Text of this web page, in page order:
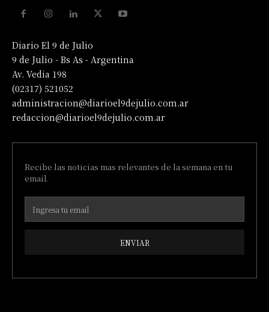
Diario El 9 de Julio
9 de Julio - Bs As - Argentina
Av. Vedia 198
(02317) 521052
administracion@diarioel9dejulio.com.ar
redaccion@diarioel9dejulio.com.ar
Recibe las noticias mas relevantes de la semana en tu
email.
ENVIAR